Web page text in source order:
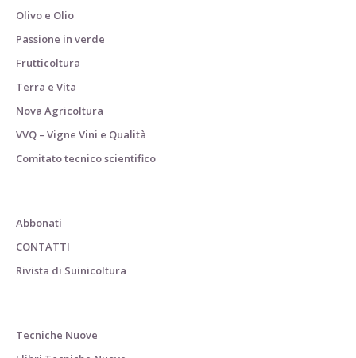
Olivo e Olio
Passione in verde
Frutticoltura
Terra e Vita
Nova Agricoltura
VVQ – Vigne Vini e Qualità
Comitato tecnico scientifico
Abbonati
CONTATTI
Rivista di Suinicoltura
Tecniche Nuove